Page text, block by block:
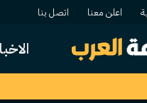
اعلن معنا اتصل بنا